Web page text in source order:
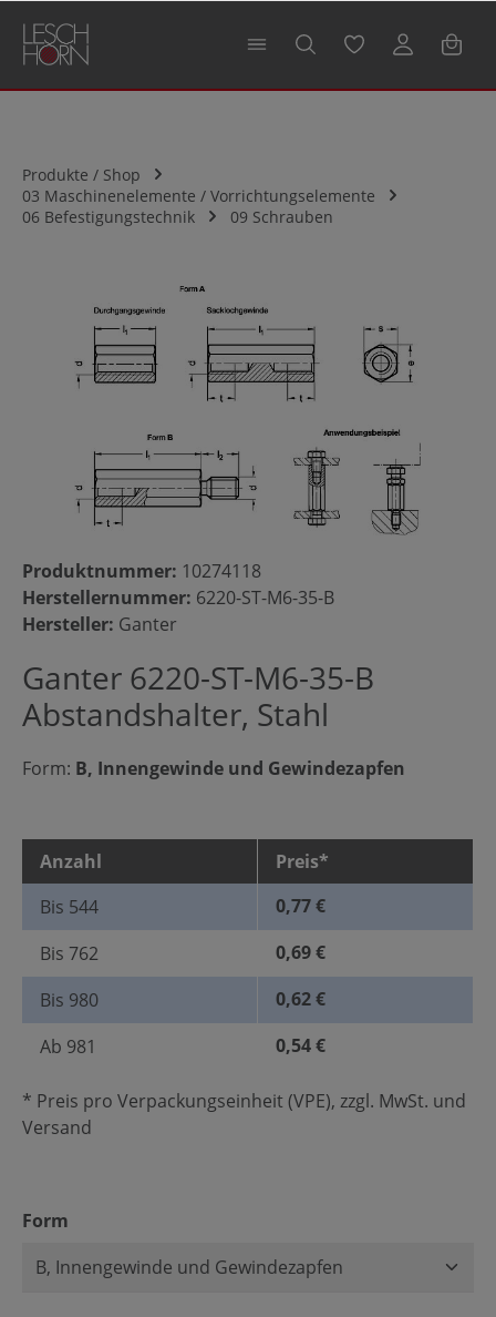
springen
Produkte / Shop
03 Maschinenelemente / Vorrichtungselemente
06 Befestigungstechnik
09 Schrauben
Bildergalerie überspringen
Produktnummer: 10274118
Herstellernummer: 6220-ST-M6-35-B
Hersteller: Ganter
Ganter 6220-ST-M6-35-B
Abstandshalter, Stahl
Form: B, Innengewinde und Gewindezapfen
Anzahl
Preis*
Bis 544
0,77 €
Bis 762
0,69 €
Bis 980
0,62 €
Ab 981 0,54 €
* Preis pro Verpackungseinheit (VPE), zzgl. MwSt. und
Versand
Form